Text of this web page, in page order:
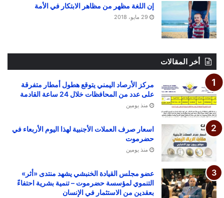
إن اللغة مظهر من مظاهر الابتكار في الأمة
29 مايو، 2018
أخر المقالات
مركز الأرصاد اليمني يتوقع هطول أمطار متفرقة
على عدد من المحافظات خلال 24 ساعة القادمة
منذ يومين
اسعار صرف العملات الأجنبية لهذا اليوم الأربعاء في
حضرموت
منذ يومين
عضو مجلس القيادة الخنبشي يشهد منتدى «أثر»
التنموي لمؤسسة حضرموت – تنمية بشرية احتفاءً
بعقدين من الاستثمار في الإنسان